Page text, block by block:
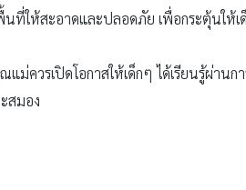
ให้สะอาดและปลอดภัย เพื่อกระตุ้นให้เ
วรเปิดโอกาสให้เด็กๆ ได้เรียนรู้ผ่านก
สมอง